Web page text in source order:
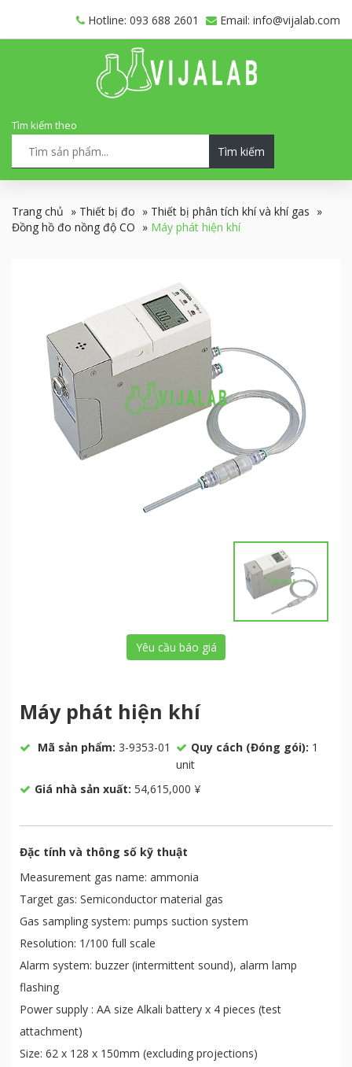
Hotline: 093 688 2601 Email: info@vijalab.com
Tìm kiếm theo
Tìm kiếm
Trang chủ » Thiết bị đo » Thiết bị phân tích khí và khí gas »
Đồng hồ đo nồng độ CO » Máy phát hiện khí
Yêu cầu báo giá
Máy phát hiện khí
Mã sản phẩm: 3-9353-01 Quy cách (Đóng gói): 1
unit
Giá nhà sản xuất: 54,615,000 ¥
Đặc tính và thông số kỹ thuật
Measurement gas name: ammonia
Target gas: Semiconductor material gas
Gas sampling system: pumps suction system
Resolution: 1/100 full scale
Alarm system: buzzer (intermittent sound), alarm lamp
flashing
Power supply : AA size Alkali battery x 4 pieces (test
attachment)
Size: 62 x 128 x 150mm (excluding projections)